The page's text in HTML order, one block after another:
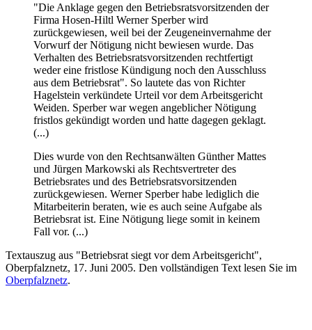
"Die Anklage gegen den Betriebsratsvorsitzenden der
Firma Hosen-Hiltl Werner Sperber wird
zurückgewiesen, weil bei der Zeugeneinvernahme der
Vorwurf der Nötigung nicht bewiesen wurde. Das
Verhalten des Betriebsratsvorsitzenden rechtfertigt
weder eine fristlose Kündigung noch den Ausschluss
aus dem Betriebsrat". So lautete das von Richter
Hagelstein verkündete Urteil vor dem Arbeitsgericht
Weiden. Sperber war wegen angeblicher Nötigung
fristlos gekündigt worden und hatte dagegen geklagt.
(...)
Dies wurde von den Rechtsanwälten Günther Mattes
und Jürgen Markowski als Rechtsvertreter des
Betriebsrates und des Betriebsratsvorsitzenden
zurückgewiesen. Werner Sperber habe lediglich die
Mitarbeiterin beraten, wie es auch seine Aufgabe als
Betriebsrat ist. Eine Nötigung liege somit in keinem
Fall vor. (...)
Textauszug aus "Betriebsrat siegt vor dem Arbeitsgericht",
Oberpfalznetz, 17. Juni 2005. Den vollständigen Text lesen Sie im
Oberpfalznetz.